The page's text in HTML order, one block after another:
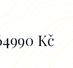
k obrazu
Kč